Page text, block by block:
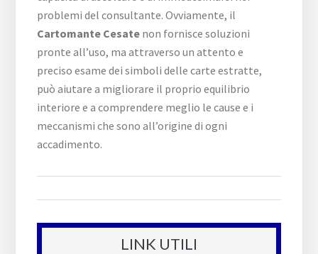
problemi del consultante. Ovviamente, il
Cartomante Cesate non fornisce soluzioni
pronte all’uso, ma attraverso un attento e
preciso esame dei simboli delle carte estratte,
può aiutare a migliorare il proprio equilibrio
interiore e a comprendere meglio le cause e i
meccanismi che sono all’origine di ogni
accadimento.
LINK UTILI